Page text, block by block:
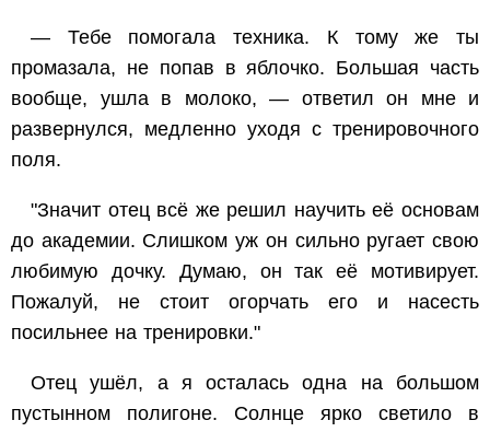
— Тебе помогала техника. К тому же ты
промазала, не попав в яблочко. Большая часть
вообще, ушла в молоко, — ответил он мне и
развернулся, медленно уходя с тренировочного
поля.
"Значит отец всё же решил научить её основам
до академии. Слишком уж он сильно ругает свою
любимую дочку. Думаю, он так её мотивирует.
Пожалуй, не стоит огорчать его и насесть
посильнее на тренировки."
Отец ушёл, а я осталась одна на большом
пустынном полигоне. Солнце ярко светило в